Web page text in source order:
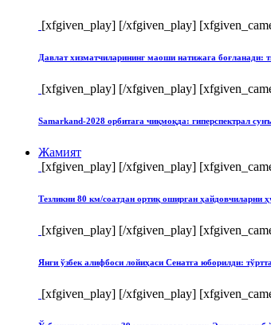
[xfgiven_play] [/xfgiven_play]
Давлат хизматчиларининг маоши натижага боғланади:
[xfgiven_play] [/xfgiven_play]
Samarkand-2028 орбитага чиқмоқда: гиперспектрал
Жамият
[xfgiven_play] [/xfgiven_play]
Тезликни 80 км/соатдан ортиқ оширган
[xfgiven_play] [/xfgiven_play]
Янги ўзбек алифбоси лойиҳаси Сенатга юборилди:
[xfgiven_play] [/xfgiven_play]